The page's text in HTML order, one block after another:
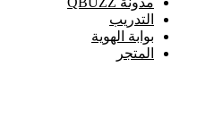
التدريب
بوابة الهوية
المتجر